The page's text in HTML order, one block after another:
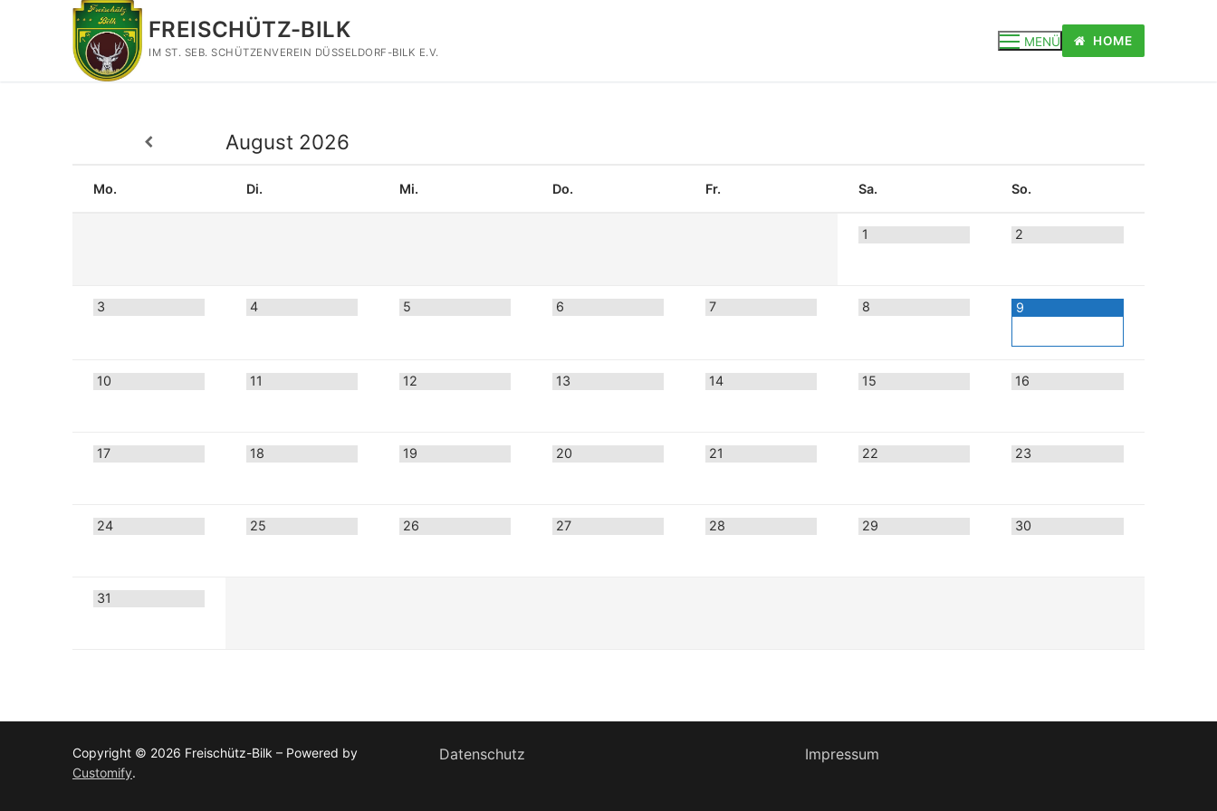
FREISCHÜTZ-BILK
IM ST. SEB. SCHÜTZENVEREIN DÜSSELDORF-BILK E.V.
MENÜ HOME
August 2026
Mo. Di. Mi. Do. Fr. Sa. So.
1 2
3 4 5 6 7 8 9
10 11 12 13 14 15 16
17 18 19 20 21 22 23
24 25 26 27 28 29 30
31
Copyright © 2026 Freischütz-Bilk – Powered by
Customify.
Datenschutz Impressum